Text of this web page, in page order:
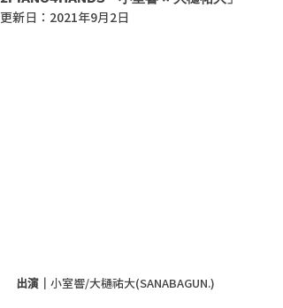
更新日： 2021年9月2日
出演｜ 小室響/大樋祐大(SANABAGUN.)